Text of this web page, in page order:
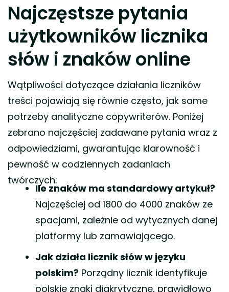
Najczęstsze pytania
użytkowników licznika
słów i znaków online
Wątpliwości dotyczące działania liczników
treści pojawiają się równie często, jak same
potrzeby analityczne copywriterów. Poniżej
zebrano najczęściej zadawane pytania wraz z
odpowiedziami, gwarantując klarowność i
pewność w codziennych zadaniach
twórczych:
Ile znaków ma standardowy artykuł?
Najczęściej od 1800 do 4000 znaków ze
spacjami, zależnie od wytycznych danej
platformy lub zamawiającego.
Jak działa licznik słów w języku
polskim? Porządny licznik identyfikuje
polskie znaki diakrytyczne, prawidłowo